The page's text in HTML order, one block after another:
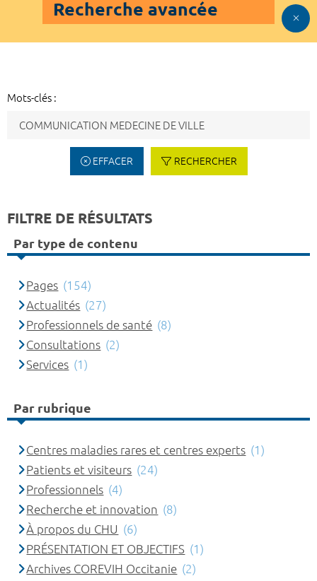
Recherche avancée
Mots-clés :
EFFACER RECHERCHER
FILTRE DE RÉSULTATS
Par type de contenu
Pages (154)
Actualités (27)
Professionnels de santé (8)
Consultations (2)
Services (1)
Par rubrique
Centres maladies rares et centres experts (1)
Patients et visiteurs (24)
Professionnels (4)
Recherche et innovation (8)
À propos du CHU (6)
PRÉSENTATION ET OBJECTIFS (1)
Archives COREVIH Occitanie (2)